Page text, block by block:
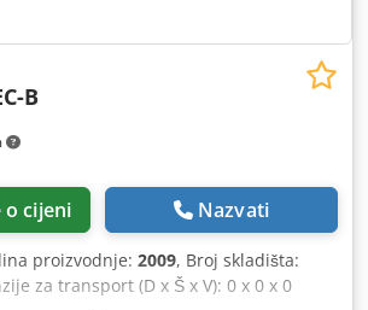
B
cijeni Nazvati
proizvodnje: 2009, Broj skladišta:
za transport (D x Š x V): 0 x 0 x 0